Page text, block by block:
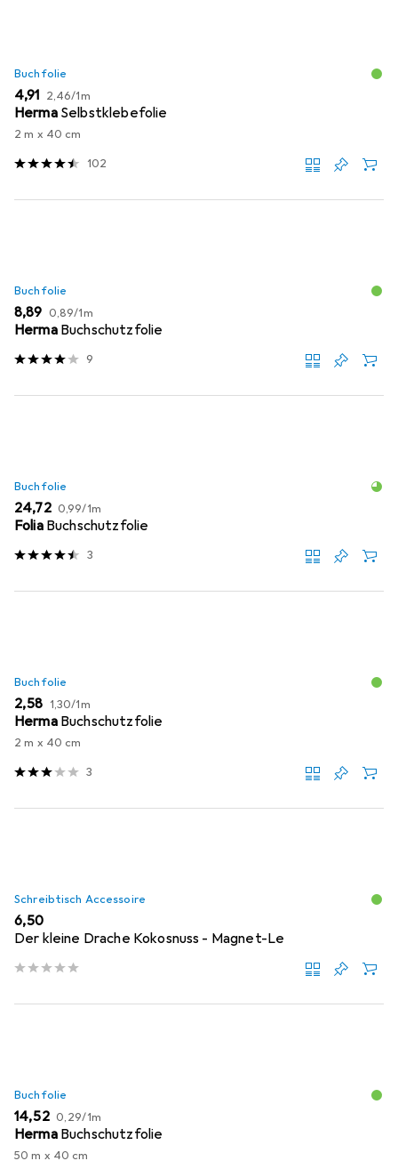
Buchfolie
EUR
4,91 EUR
2,46/1m
Herma Selbstklebefolie
2 m x 40 cm
102
Buchfolie
EUR
8,89 EUR
0,89/1m
Herma Buchschutzfolie
9
Buchfolie
EUR
24,72 EUR
0,99/1m
Folia Buchschutzfolie
3
Buchfolie
EUR
2,58 EUR
1,30/1m
Herma Buchschutzfolie
2 m x 40 cm
3
Schreibtisch Accessoire
EUR
6,50
Der kleine Drache Kokosnuss - Magnet-Le
Buchfolie
EUR
14,52 EUR
0,29/1m
Herma Buchschutzfolie
50 m x 40 cm